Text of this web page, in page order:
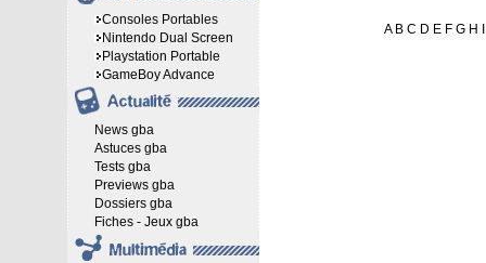
Consoles Portables
Nintendo Dual Screen
Playstation Portable
GameBoy Advance
News gba
Astuces gba
Tests gba
Previews gba
Dossiers gba
Fiches - Jeux gba
A B C D E F G H